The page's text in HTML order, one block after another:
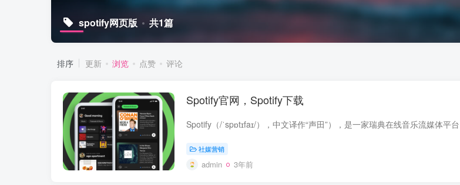
spotify网页版 共1篇
排序 更新 浏览 点赞 评论
Spotify官网，Spotify下载
社媒营销
admin 3年前